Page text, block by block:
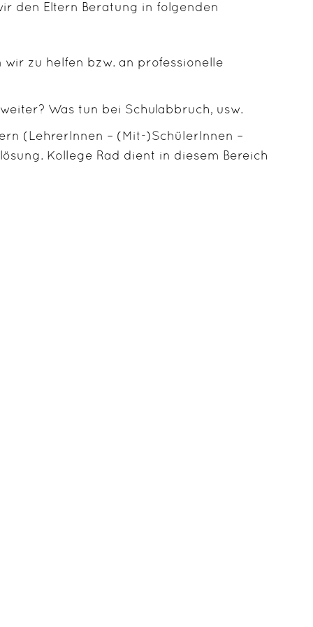
den Eltern Beratung in folgenden
zu helfen bzw. an professionelle
Was tun bei Schulabbruch, usw.
(LehrerInnen – (Mit-)SchülerInnen –
Kollege Rad dient in diesem Bereich